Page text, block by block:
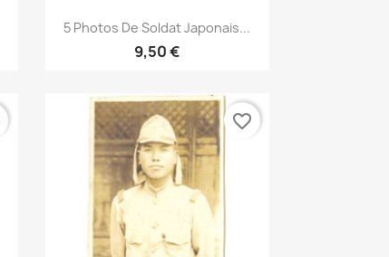
Aperçu rapide
5 Photos De Soldat Japonais...
9,50 €
favorite_border